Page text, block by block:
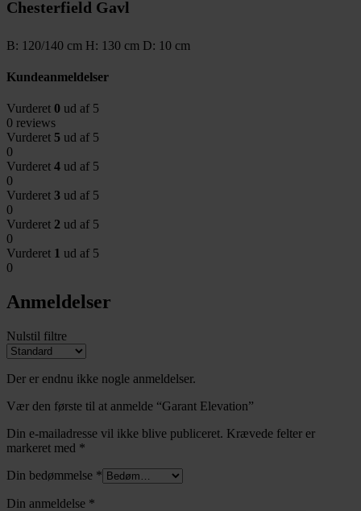
Chesterfield Gavl
B: 120/140 cm H: 130 cm D: 10 cm
Kundeanmeldelser
Vurderet 0 ud af 5
0 reviews
Vurderet 5 ud af 5
0
Vurderet 4 ud af 5
0
Vurderet 3 ud af 5
0
Vurderet 2 ud af 5
0
Vurderet 1 ud af 5
0
Anmeldelser
Nulstil filtre
Der er endnu ikke nogle anmeldelser.
Vær den første til at anmelde “Garant Elevation”
Din e-mailadresse vil ikke blive publiceret. Krævede felter er
markeret med *
Din bedømmelse *
Din anmeldelse *